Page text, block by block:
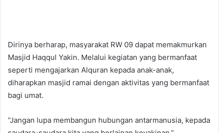
Dirinya berharap, masyarakat RW 09 dapat memakmurkan
Masjid Haqqul Yakin. Melalui kegiatan yang bermanfaat
seperti mengajarkan Alquran kepada anak-anak,
diharapkan masjid ramai dengan aktivitas yang bermanfaat
bagi umat.
“Jangan lupa membangun hubungan antarmanusia, kepada